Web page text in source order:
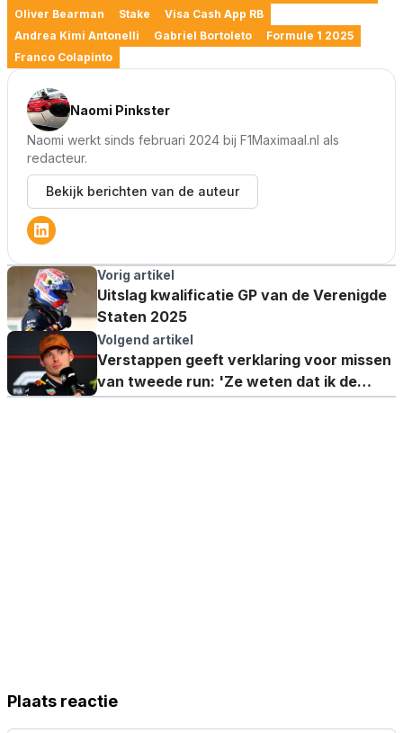
Oliver Bearman
Stake
Visa Cash App RB
Andrea Kimi Antonelli
Gabriel Bortoleto
Formule 1 2025
Franco Colapinto
Naomi Pinkster
Naomi werkt sinds februari 2024 bij F1Maximaal.nl als
redacteur.
Bekijk berichten van de auteur
Vorig artikel
Uitslag kwalificatie GP van de Verenigde
Staten 2025
Volgend artikel
Verstappen geeft verklaring voor missen
van tweede run: 'Ze weten dat ik de
laatste ben'
Plaats reactie